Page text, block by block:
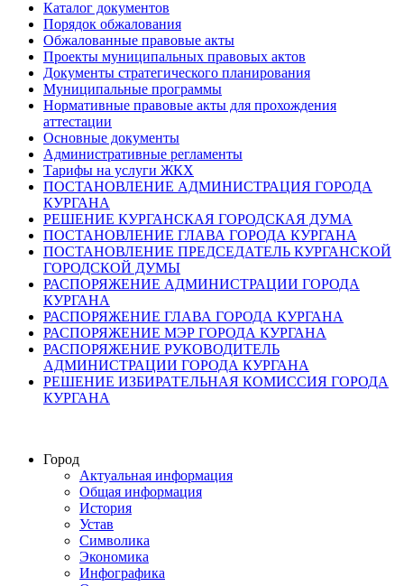
Каталог документов
Порядок обжалования
Обжалованные правовые акты
Проекты муниципальных правовых актов
Документы стратегического планирования
Муниципальные программы
Нормативные правовые акты для прохождения
аттестации
Основные документы
Административные регламенты
Тарифы на услуги ЖКХ
ПОСТАНОВЛЕНИЕ АДМИНИСТРАЦИЯ ГОРОДА
КУРГАНА
РЕШЕНИЕ КУРГАНСКАЯ ГОРОДСКАЯ ДУМА
ПОСТАНОВЛЕНИЕ ГЛАВА ГОРОДА КУРГАНА
ПОСТАНОВЛЕНИЕ ПРЕДСЕДАТЕЛЬ КУРГАНСКОЙ
ГОРОДСКОЙ ДУМЫ
РАСПОРЯЖЕНИЕ АДМИНИСТРАЦИИ ГОРОДА
КУРГАНА
РАСПОРЯЖЕНИЕ ГЛАВА ГОРОДА КУРГАНА
РАСПОРЯЖЕНИЕ МЭР ГОРОДА КУРГАНА
РАСПОРЯЖЕНИЕ РУКОВОДИТЕЛЬ
АДМИНИСТРАЦИИ ГОРОДА КУРГАНА
РЕШЕНИЕ ИЗБИРАТЕЛЬНАЯ КОМИССИЯ ГОРОДА
КУРГАНА
Город
Актуальная информация
Общая информация
История
Устав
Символика
Экономика
Инфографика